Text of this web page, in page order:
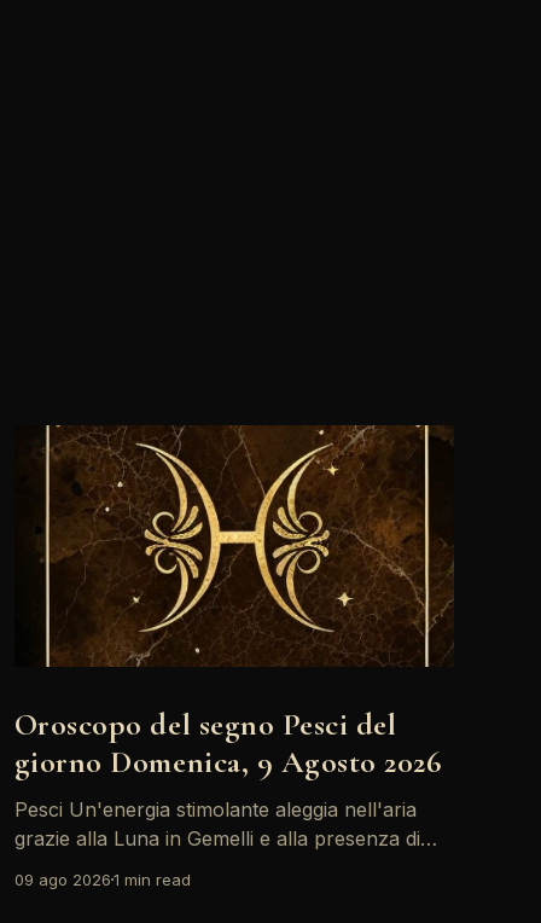
Oroscopo del segno Pesci del
giorno Domenica, 9 Agosto 2026
Pesci Un'energia stimolante aleggia nell'aria
grazie alla Luna in Gemelli e alla presenza di
comunicativi. È il momento giusto per esprimere
09 ago 20261 min read